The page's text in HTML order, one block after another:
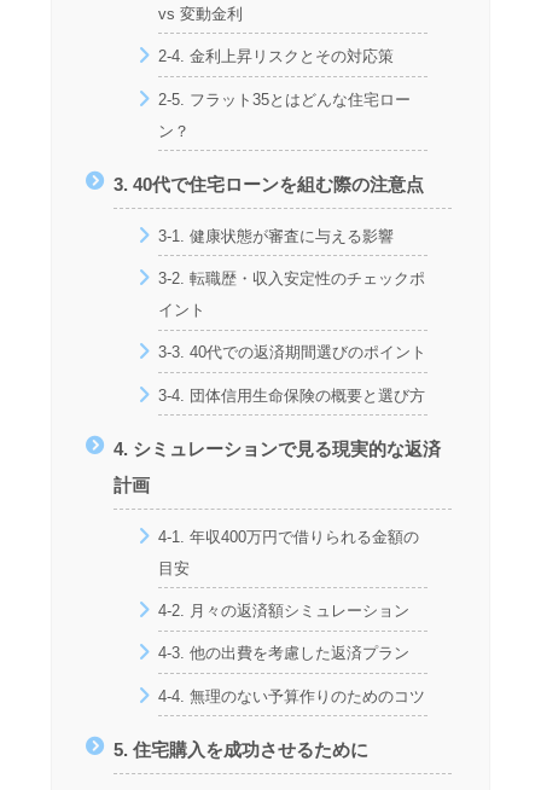
vs 変動金利
2-4. 金利上昇リスクとその対応策
2-5. フラット35とはどんな住宅ロー
ン？
3. 40代で住宅ローンを組む際の注意点
3-1. 健康状態が審査に与える影響
3-2. 転職歴・収入安定性のチェックポ
イント
3-3. 40代での返済期間選びのポイント
3-4. 団体信用生命保険の概要と選び方
4. シミュレーションで見る現実的な返済
計画
4-1. 年収400万円で借りられる金額の
目安
4-2. 月々の返済額シミュレーション
4-3. 他の出費を考慮した返済プラン
4-4. 無理のない予算作りのためのコツ
5. 住宅購入を成功させるために